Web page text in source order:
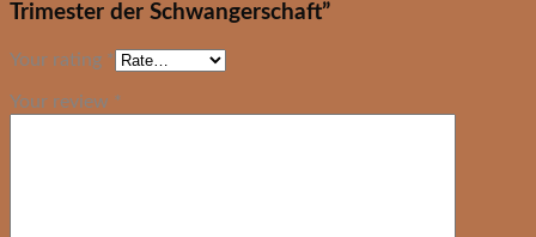
Trimester der Schwangerschaft”
Your rating *
Your review *